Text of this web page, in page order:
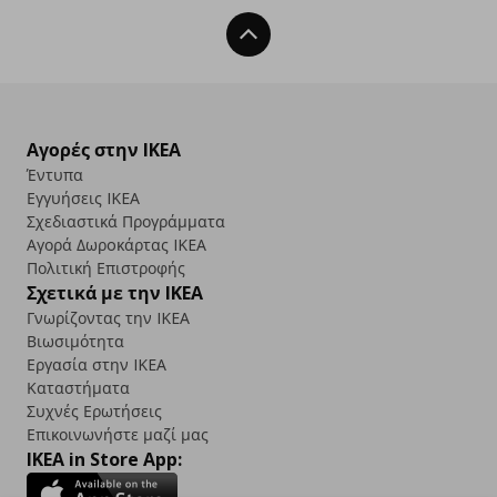
Back To Top
Αγορές στην IKEA
Έντυπα
Εγγυήσεις IKEA
Σχεδιαστικά Προγράμματα
Αγορά Δωρoκάρτας IKEA
Πολιτική Επιστροφής
Σχετικά με την IKEA
Γνωρίζοντας την IKEA
Βιωσιμότητα
Εργασία στην IKEA
Καταστήματα
Συχνές Ερωτήσεις
Επικοινωνήστε μαζί μας
IKEA in Store App: